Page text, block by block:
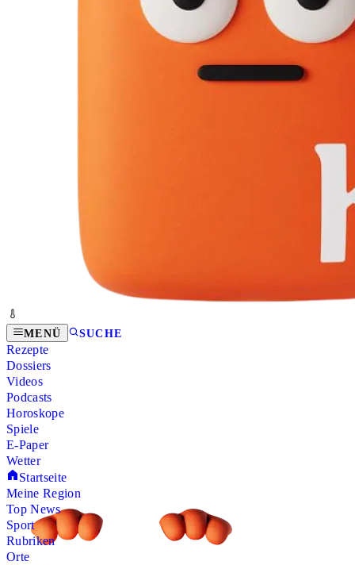
MENÜ SUCHE
Rezepte
Dossiers
Videos
Podcasts
Horoskope
Spiele
E-Paper
Wetter
Startseite
Meine Region
Top News
Sport
Rubriken
Orte